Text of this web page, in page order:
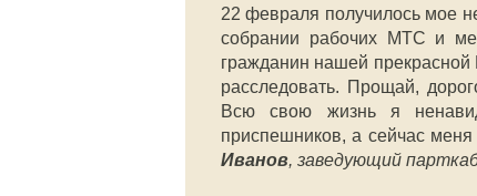
22 февраля получилось мое
собрании рабочих МТС и
гражданин нашей прекрасной
расследовать. Прощай,
Всю свою жизнь я
приспешников, а сейчас
Иванов, заведующий